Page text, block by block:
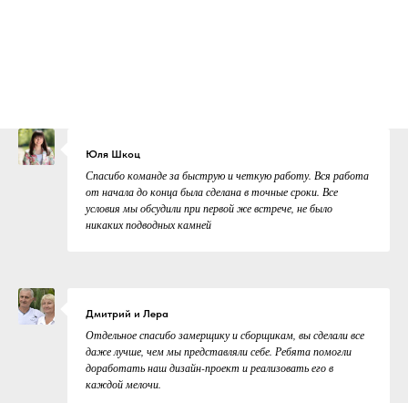
Юля Шкоц
Спасибо команде за быструю и четкую работу. Вся работа
от начала до конца была сделана в точные сроки. Все
условия мы обсудили при первой же встрече, не было
никаких подводных камней
Дмитрий и Лера
Отдельное спасибо замерщику и сборщикам, вы сделали все
даже лучше, чем мы представляли себе. Ребята помогли
доработать наш дизайн-проект и реализовать его в
каждой мелочи.